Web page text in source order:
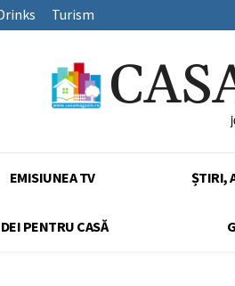
Turism
EMISIUNEA TV ȘTIRI,
PENTRU CASĂ